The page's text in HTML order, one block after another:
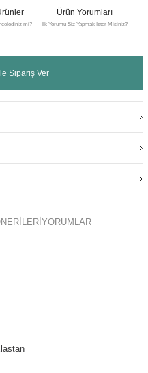
YORUMLAR
mi?
Ürün Yorumları
İlk Yorumu Siz Yapmak İster Misiniz?
Sipariş Ver